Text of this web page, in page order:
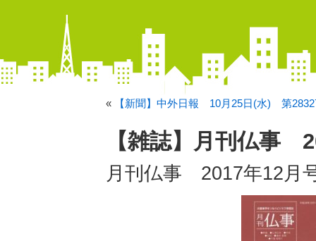
« 【新聞】中外日報 10月25日(水) 第
【雑誌】月刊仏事
月刊仏事 2017年12月